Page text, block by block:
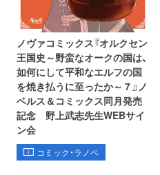
ノヴァコミックス『オルクセン
王国史～野蛮なオークの国は、
如何にして平和なエルフの国
を焼き払うに至ったか～ 7 』ノ
ベルス＆コミックス同月発売
記念 野上武志先生WEBサイ
ン会
コミック・ラノベ